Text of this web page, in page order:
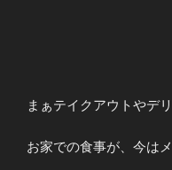
まぁテイクアウトやデ
お家での食事が、今は